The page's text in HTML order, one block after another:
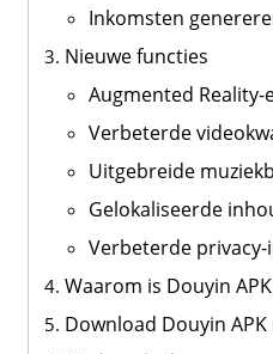
Inkomsten
Nieuwe functies
Augmented Reality-
Verbeterde
Uitgebreide
Gelokaliseerde
Verbeterde
Waarom is Douyin
Download Douyin